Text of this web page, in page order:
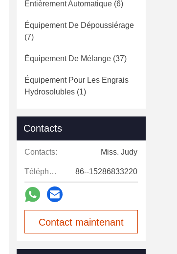
Entièrement Automatique (6)
Équipement De Dépoussiérage
(7)
Équipement De Mélange (37)
Équipement Pour Les Engrais
Hydrosolubles (1)
Contacts
Contacts: Miss. Judy
Téléphone: 86--15286833220
Contact maintenant